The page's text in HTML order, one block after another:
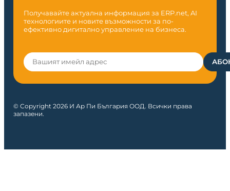
Получавайте актуална информация за ERP.net, AI
технологиите и новите възможности за по-
ефективно дигитално управление на бизнеса.
© Copyright 2026 И Ар Пи България ООД. Всички права
запазени.